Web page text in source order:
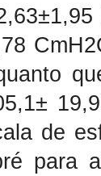
de
para